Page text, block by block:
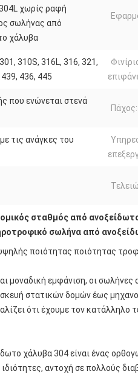
χωρίς ραφή
σωλήνας από
χάλυβα
310S, 316L, 316, 321,
436, 445
που ενώνεται στενά
Πάχος::
τις ανάγκες του
σταθμός από
σωλήνα από
ποιότητας ποιότητας
μοναδική εμφάνιση, οι σωλήνες
στατικών δομών έως
ότι έχουμε τον κατάλληλο
χάλυβα 304 είναι ένας
ιδιότητες, αντοχή σε πολλούς